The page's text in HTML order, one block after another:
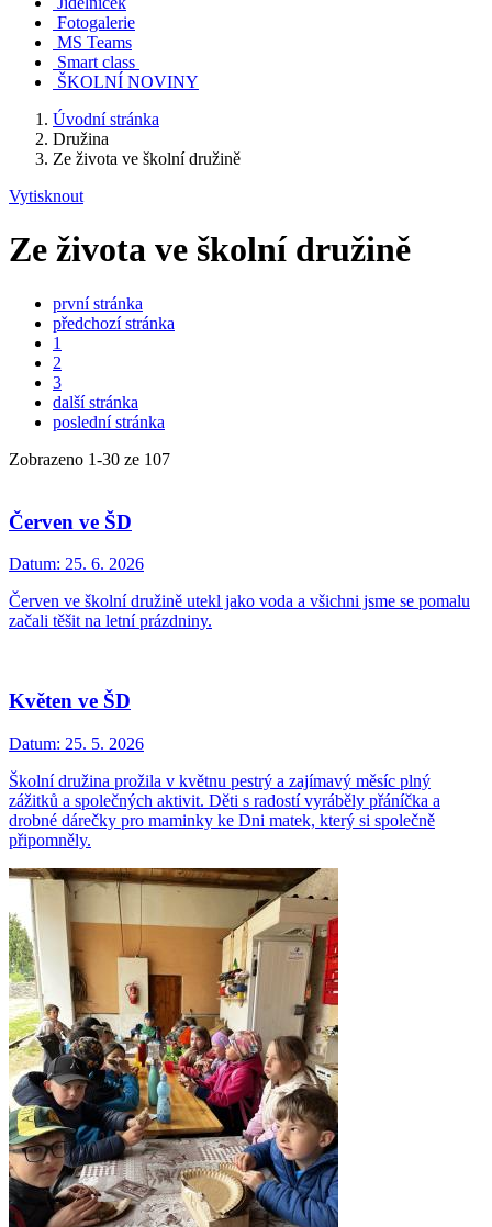
Fotogalerie
MS Teams
Smart class
ŠKOLNÍ NOVINY
Úvodní stránka
Družina
Ze života ve školní družině
Vytisknout
Ze života ve školní družině
první stránka
předchozí stránka
1
2
3
další stránka
poslední stránka
Zobrazeno 1-30 ze 107
Červen ve ŠD
Datum: 25. 6. 2026
Červen ve školní družině utekl jako voda a všichni jsme se pomalu
začali těšit na letní prázdniny.
Květen ve ŠD
Datum: 25. 5. 2026
Školní družina prožila v květnu pestrý a zajímavý měsíc plný
zážitků a společných aktivit. Děti s radostí vyráběly přáníčka a
drobné dárečky pro maminky ke Dni matek, který si společně
připomněly.